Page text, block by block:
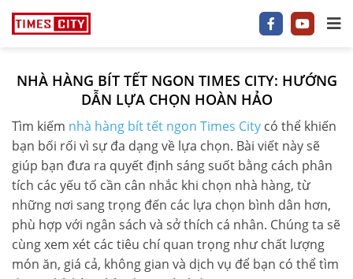
1 P/NGỦ
2 P/NGỦ
3–5 P/NGỦ
TIMES CITY
PARK HILL
PARK PREMIUM
NHÀ HÀNG BÍT TẾT NGON TIMES CITY: HƯỚNG
DẪN LỰA CHỌN HOÀN HẢO
Tìm kiếm nhà hàng bít tết ngon Times City có thể khiến
bạn bối rối vì sự đa dạng về lựa chọn. Bài viết này sẽ
giúp bạn đưa ra quyết định sáng suốt bằng cách phân
tích các yếu tố cần cân nhắc khi chọn nhà hàng, từ
những nơi sang trọng đến các lựa chọn bình dân hơn,
phù hợp với ngân sách và sở thích cá nhân. Chúng ta sẽ
cùng xem xét các tiêu chí quan trọng như chất lượng
món ăn, giá cả, không gian và dịch vụ để bạn có thể tìm